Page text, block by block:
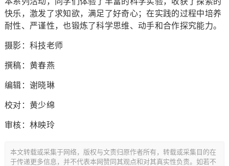
快乐，激发了求知欲，满足了好奇心；在实践的过程中培养
耐性、严谨性，也锻炼了科学思维、动手和合作探究能力。
摄影：科技老师
撰稿：黄春燕
编辑：谢晓琳
校对：黄少绵
审核：林映玲
本文转载或采集于网络，版权与文责归原作者所有，转载或采集目的在
于传递更多信息，并不代表本网赞同其观点和对其真实性负责。如若不